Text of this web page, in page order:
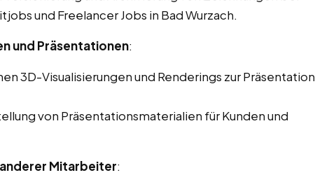
und Freelancer Jobs in Bad Wurzach.
und Präsentationen:
3D-Visualisierungen und Renderings zur Präsentation
von Präsentationsmaterialien für Kunden und
Mitarbeiter: